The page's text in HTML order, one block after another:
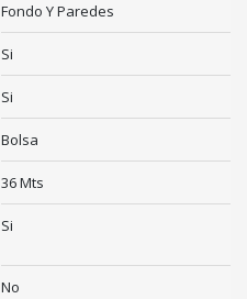
Fondo Y Paredes
Si
Si
Bolsa
36 Mts
Si
No